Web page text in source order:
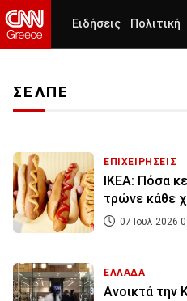
Ειδήσεις Πολιτική
ΣΕΛΠΕ
ΕΠΙΧΕΙΡΗΣΕΙΣ
IKEA: Πόσα
τρώνε κάθε
07 Ιουλ 2026
ΕΛΛΑΔΑ
Ανοικτά την